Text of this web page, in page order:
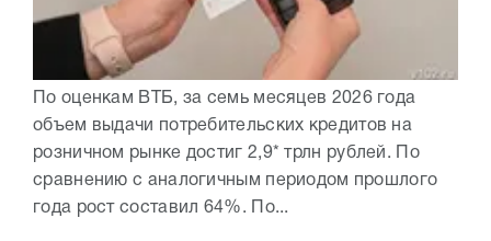
По оценкам ВТБ, за семь месяцев 2026 года
объем выдачи потребительских кредитов на
розничном рынке достиг 2,9* трлн рублей. По
сравнению с аналогичным периодом прошлого
года рост составил 64%. По...